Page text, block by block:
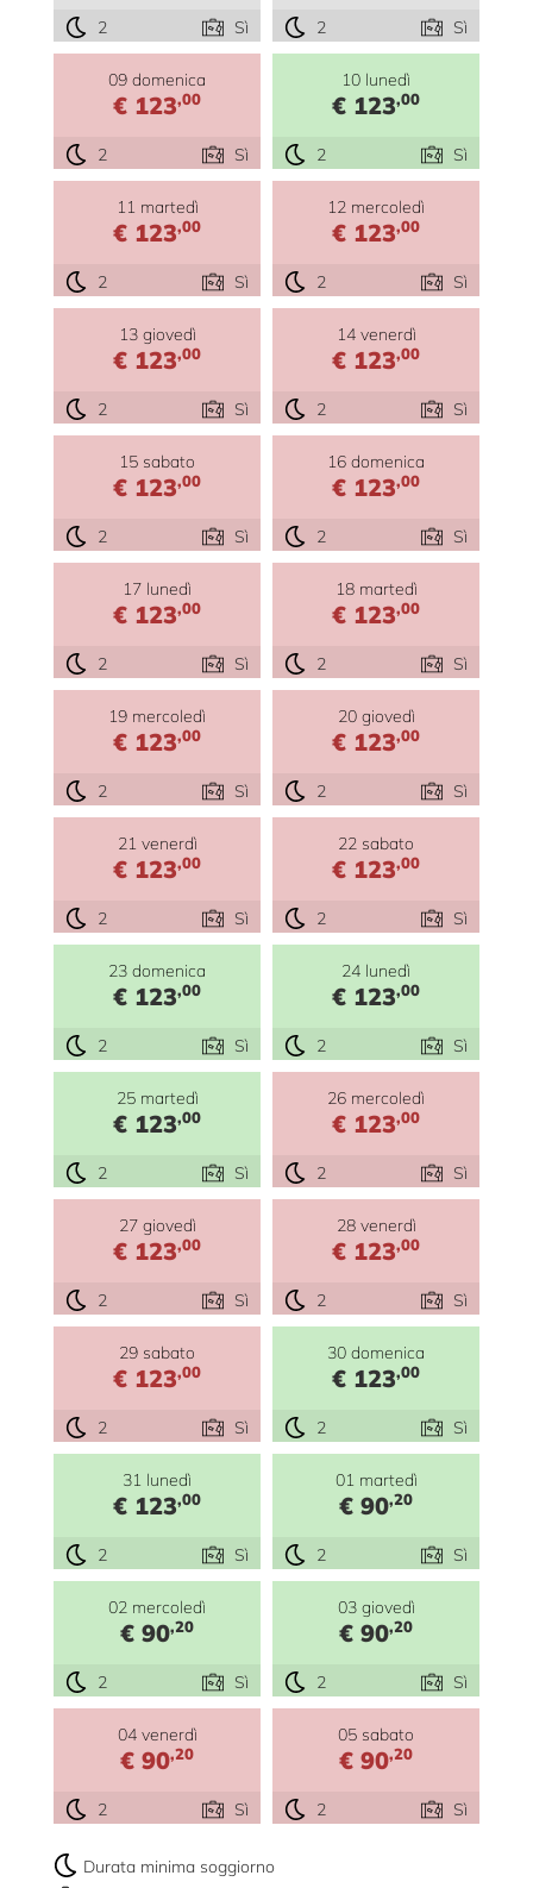
2 Sì 2 Sì
09 domenica
€ 123,00
2 Sì
10 lunedì
€ 123,00
2 Sì
11 martedì
€ 123,00
2 Sì
12 mercoledì
€ 123,00
2 Sì
13 giovedì
€ 123,00
2 Sì
14 venerdì
€ 123,00
2 Sì
15 sabato
€ 123,00
2 Sì
16 domenica
€ 123,00
2 Sì
17 lunedì
€ 123,00
2 Sì
18 martedì
€ 123,00
2 Sì
19 mercoledì
€ 123,00
2 Sì
20 giovedì
€ 123,00
2 Sì
21 venerdì
€ 123,00
2 Sì
22 sabato
€ 123,00
2 Sì
23 domenica
€ 123,00
2 Sì
24 lunedì
€ 123,00
2 Sì
25 martedì
€ 123,00
2 Sì
26 mercoledì
€ 123,00
2 Sì
27 giovedì
€ 123,00
2 Sì
28 venerdì
€ 123,00
2 Sì
29 sabato
€ 123,00
2 Sì
30 domenica
€ 123,00
2 Sì
31 lunedì
€ 123,00
2 Sì
01 martedì
€ 90,20
2 Sì
02 mercoledì
€ 90,20
2 Sì
03 giovedì
€ 90,20
2 Sì
04 venerdì
€ 90,20
2 Sì
05 sabato
€ 90,20
2 Sì
Durata minima soggiorno